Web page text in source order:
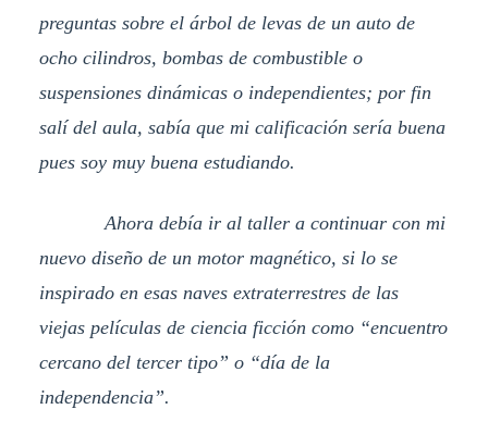
preguntas sobre el árbol de levas de un auto de
ocho cilindros, bombas de combustible o
suspensiones dinámicas o independientes; por fin
salí del aula, sabía que mi calificación sería buena
pues soy muy buena estudiando.
Ahora debía ir al taller a continuar con mi
nuevo diseño de un motor magnético, si lo se
inspirado en esas naves extraterrestres de las
viejas películas de ciencia ficción como “encuentro
cercano del tercer tipo” o “día de la
independencia”.